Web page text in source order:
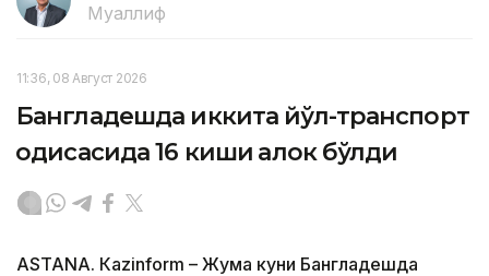
Муаллиф
11:36, 08 Август 2026
Бангладешда иккита йўл-транспорт
ҳодисасида 16 киши ҳалок бўлди
ASTANА. Кazinform – Жума куни Бангладешда